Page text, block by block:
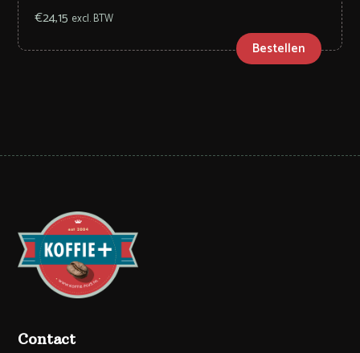
€24,15 excl. BTW
Bestellen
Contact